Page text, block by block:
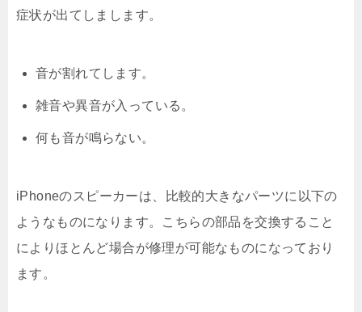
症状が出てしまします。
音が割れてします。
雑音や異音が入っている。
何も音が鳴らない。
iPhoneのスピーカーは、比較的大きなパーツに以下の
ようなものになります。こちらの部品を交換すること
によりほとんど場合が修理が可能なものになっており
ます。